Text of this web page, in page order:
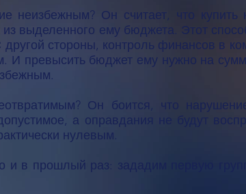
неизбежным? Он считает, что
выделенного ему бюджета. Этот
стороны, контроль финансов в
И превысить бюджет ему нужно на
Он боится, что
а оправдания не будут
нулевым.
и в прошлый раз: зададим первую